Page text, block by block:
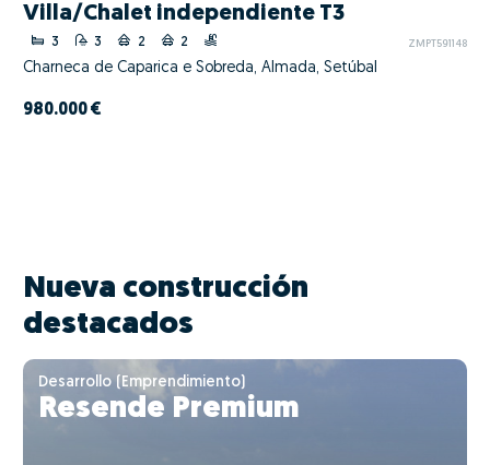
Villa/Chalet independiente T3
3 3 2 2 ZMPT591148
Charneca de Caparica e Sobreda, Almada, Setúbal
980.000 €
Nueva construcción
destacados
Desarrollo (Emprendimiento)
Resende Premium